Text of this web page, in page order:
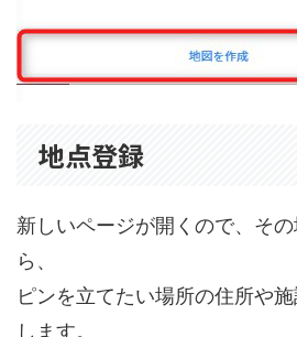
地点登録
新しいページが開くので、そ
ら、
ピンを立てたい場所の住所や
します。